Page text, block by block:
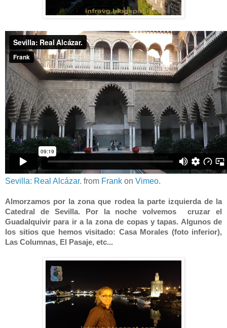
Sevilla: Real Alcázar. from Frank on Vimeo.
Almorzamos por la zona que rodea la parte izquierda de la
Catedral de Sevilla. Por la noche volvemos cruzar el
Guadalquivir para ir a la zona de copas y tapas. Algunos de
los sitios que hemos visitado: Casa Morales (foto inferior),
Las Columnas, El Pasaje, etc...